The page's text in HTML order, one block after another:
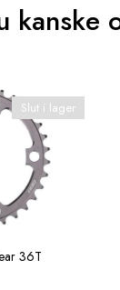
kanske
Slut i lager
36T